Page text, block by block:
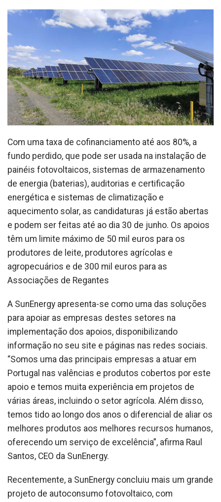
Com uma taxa de cofinanciamento até aos 80%, a
fundo perdido, que pode ser usada na instalação de
painéis fotovoltaicos, sistemas de armazenamento
de energia (baterias), auditorias e certificação
energética e sistemas de climatização e
aquecimento solar, as candidaturas já estão abertas
e podem ser feitas até ao dia 30 de junho. Os apoios
têm um limite máximo de 50 mil euros para os
produtores de leite, produtores agrícolas e
agropecuários e de 300 mil euros para as
Associações de Regantes
A SunEnergy apresenta-se como uma das soluções
para apoiar as empresas destes setores na
implementação dos apoios, disponibilizando
informação no seu site e páginas nas redes sociais.
“Somos uma das principais empresas a atuar em
Portugal nas valências e produtos cobertos por este
apoio e temos muita experiência em projetos de
várias áreas, incluindo o setor agrícola. Além disso,
temos tido ao longo dos anos o diferencial de aliar os
melhores produtos aos melhores recursos humanos,
oferecendo um serviço de excelência”, afirma Raul
Santos, CEO da SunEnergy.
Recentemente, a SunEnergy concluiu mais um grande
projeto de autoconsumo fotovoltaico, com